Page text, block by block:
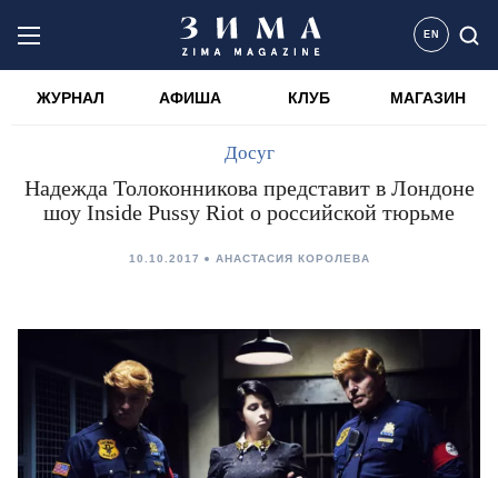
EN
ЖУРНАЛ АФИША КЛУБ МАГАЗИН
Досуг
Надежда Толоконникова представит в Лондоне
шоу Inside Pussy Riot о российской тюрьме
10.10.2017 АНАСТАСИЯ КОРОЛЕВА